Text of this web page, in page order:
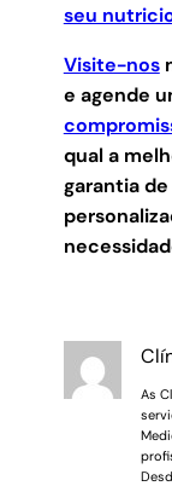
seu
Visite-nos
e agende
qual a
garantia
As